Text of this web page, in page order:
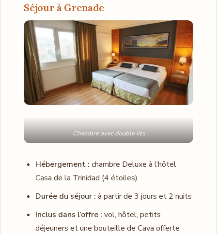
Séjour à Grenade
Chambre avec double lits
Hébergement : chambre Deluxe à l’hôtel
Casa de la Trinidad (4 étoiles)
Durée du séjour : à partir de 3 jours et 2 nuits
Inclus dans l’offre : vol, hôtel, petits
déjeuners et une bouteille de Cava offerte